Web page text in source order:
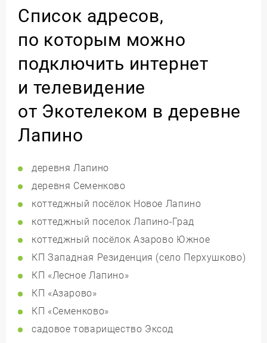
Список адресов,
по которым можно
подключить интернет
и телевидение
от Экотелеком в деревне
Лапино
деревня Лапино
деревня Семенково
коттеджный посёлок Новое Лапино
коттеджный поселок Лапино-Град
коттеджный посёлок Азарово Южное
КП Западная Резиденция (село Перхушково)
КП «Лесное Лапино»
КП «Азарово»
КП «Семенково»
садовое товарищество Эксод